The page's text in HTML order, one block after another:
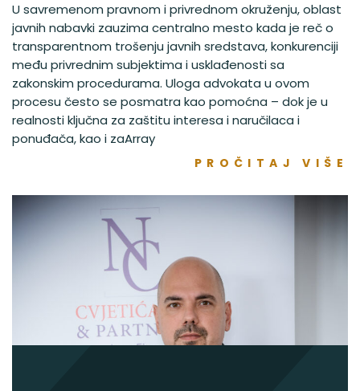
U savremenom pravnom i privrednom okruženju, oblast
javnih nabavki zauzima centralno mesto kada je reč o
transparentnom trošenju javnih sredstava, konkurenciji
među privrednim subjektima i usklađenosti sa
zakonskim procedurama. Uloga advokata u ovom
procesu često se posmatra kao pomoćna – dok je u
realnosti ključna za zaštitu interesa i naručilaca i
ponuđača, kao i zaArray
PROČITAJ VIŠE